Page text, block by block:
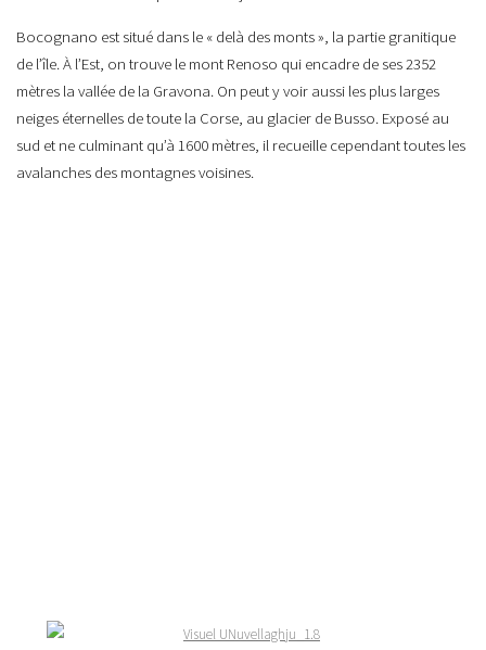
Bocognano est situé dans le « delà des monts », la partie granitique
de l’île. À l’Est, on trouve le mont Renoso qui encadre de ses 2352
mètres la vallée de la Gravona. On peut y voir aussi les plus larges
neiges éternelles de toute la Corse, au glacier de Busso. Exposé au
sud et ne culminant qu’à 1600 mètres, il recueille cependant toutes les
avalanches des montagnes voisines.